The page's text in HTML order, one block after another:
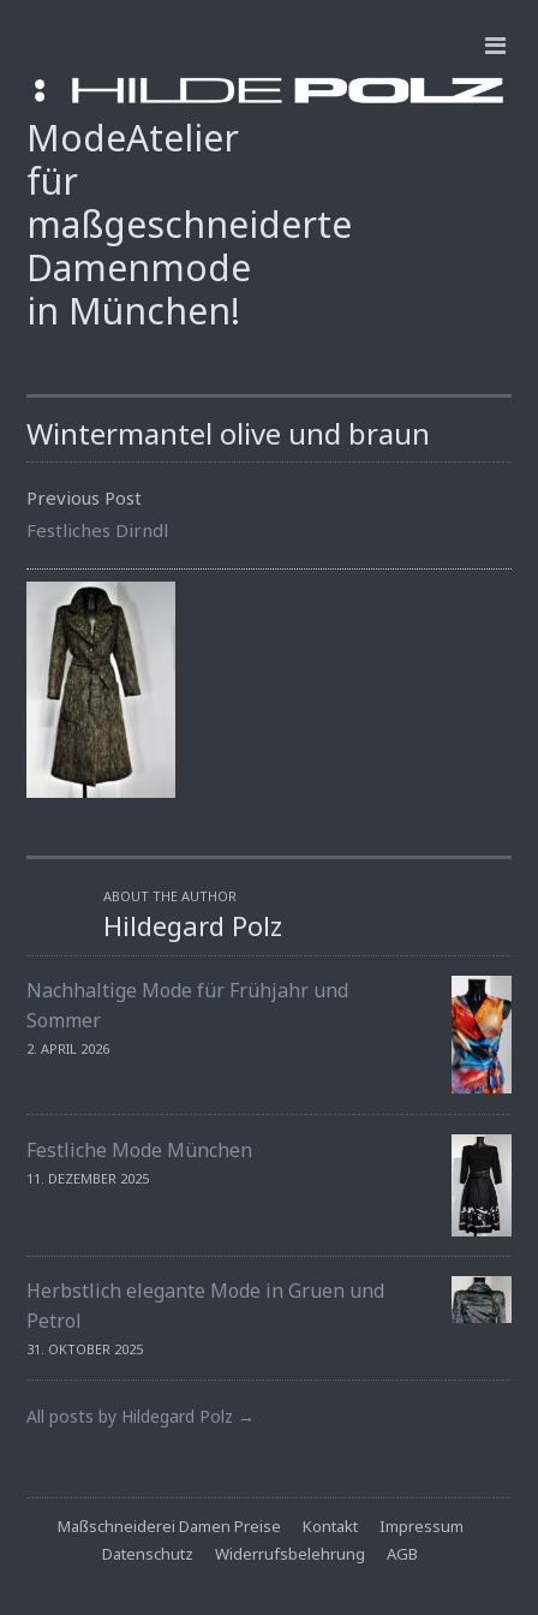
ModeAtelier
für
maßgeschneiderte
Damenmode
in München!
Wintermantel olive und braun
Previous Post
Festliches Dirndl
ABOUT THE AUTHOR
Hildegard Polz
Nachhaltige Mode für Frühjahr und
Sommer
2. APRIL 2026
Festliche Mode München
11. DEZEMBER 2025
Herbstlich elegante Mode in Gruen und
Petrol
31. OKTOBER 2025
All posts by Hildegard Polz →
Maßschneiderei Damen Preise Kontakt
Impressum
Datenschutz
Widerrufsbelehrung AGB